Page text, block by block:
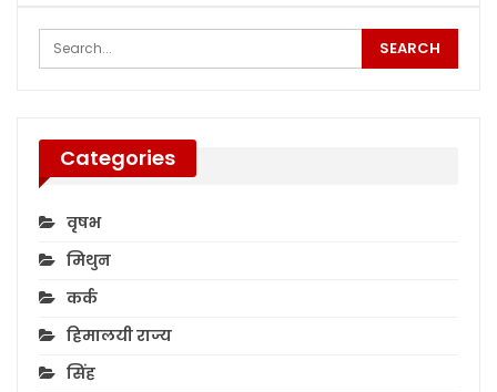
Categories
वृषभ
मिथुन
कर्क
हिमालयी राज्य
सिंह